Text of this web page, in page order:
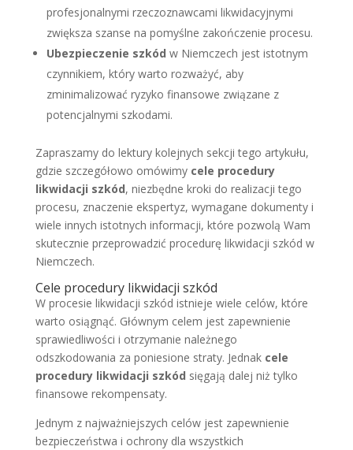
profesjonalnymi rzeczoznawcami likwidacyjnymi
zwiększa szanse na pomyślne zakończenie procesu.
Ubezpieczenie szkód w Niemczech jest istotnym
czynnikiem, który warto rozważyć, aby
zminimalizować ryzyko finansowe związane z
potencjalnymi szkodami.
Zapraszamy do lektury kolejnych sekcji tego artykułu,
gdzie szczegółowo omówimy cele procedury
likwidacji szkód, niezbędne kroki do realizacji tego
procesu, znaczenie ekspertyz, wymagane dokumenty i
wiele innych istotnych informacji, które pozwolą Wam
skutecznie przeprowadzić procedurę likwidacji szkód w
Niemczech.
Cele procedury likwidacji szkód
W procesie likwidacji szkód istnieje wiele celów, które
warto osiągnąć. Głównym celem jest zapewnienie
sprawiedliwości i otrzymanie należnego
odszkodowania za poniesione straty. Jednak cele
procedury likwidacji szkód sięgają dalej niż tylko
finansowe rekompensaty.
Jednym z najważniejszych celów jest zapewnienie
bezpieczeństwa i ochrony dla wszystkich